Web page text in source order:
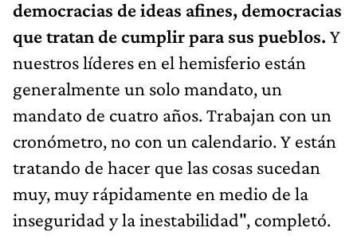
democracias de ideas afines, democracias
que tratan de cumplir para sus pueblos. Y
nuestros líderes en el hemisferio están
generalmente un solo mandato, un
mandato de cuatro años. Trabajan con un
cronómetro, no con un calendario. Y están
tratando de hacer que las cosas sucedan
muy, muy rápidamente en medio de la
inseguridad y la inestabilidad", completó.